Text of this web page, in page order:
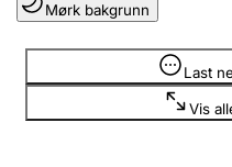
Lag og forening
Registrere, endre,
Mørk bakgrunn
Last
Vis
Opplysninger er skjult